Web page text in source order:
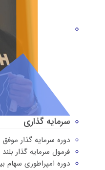
سرمایه گذاری
دوره سرمایه گذار موفق
فرمول سرمایه گذار
دوره امپراطوری سهام